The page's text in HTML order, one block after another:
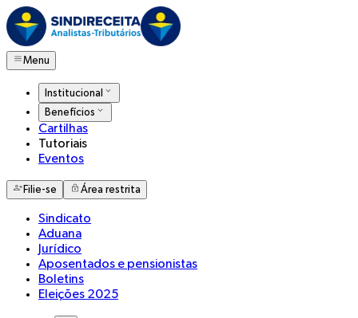
Menu
Institucional
Benefícios
Cartilhas
Tutoriais
Eventos
Filie-se Área restrita
Sindicato
Aduana
Jurídico
Aposentados e pensionistas
Boletins
Eleições 2025